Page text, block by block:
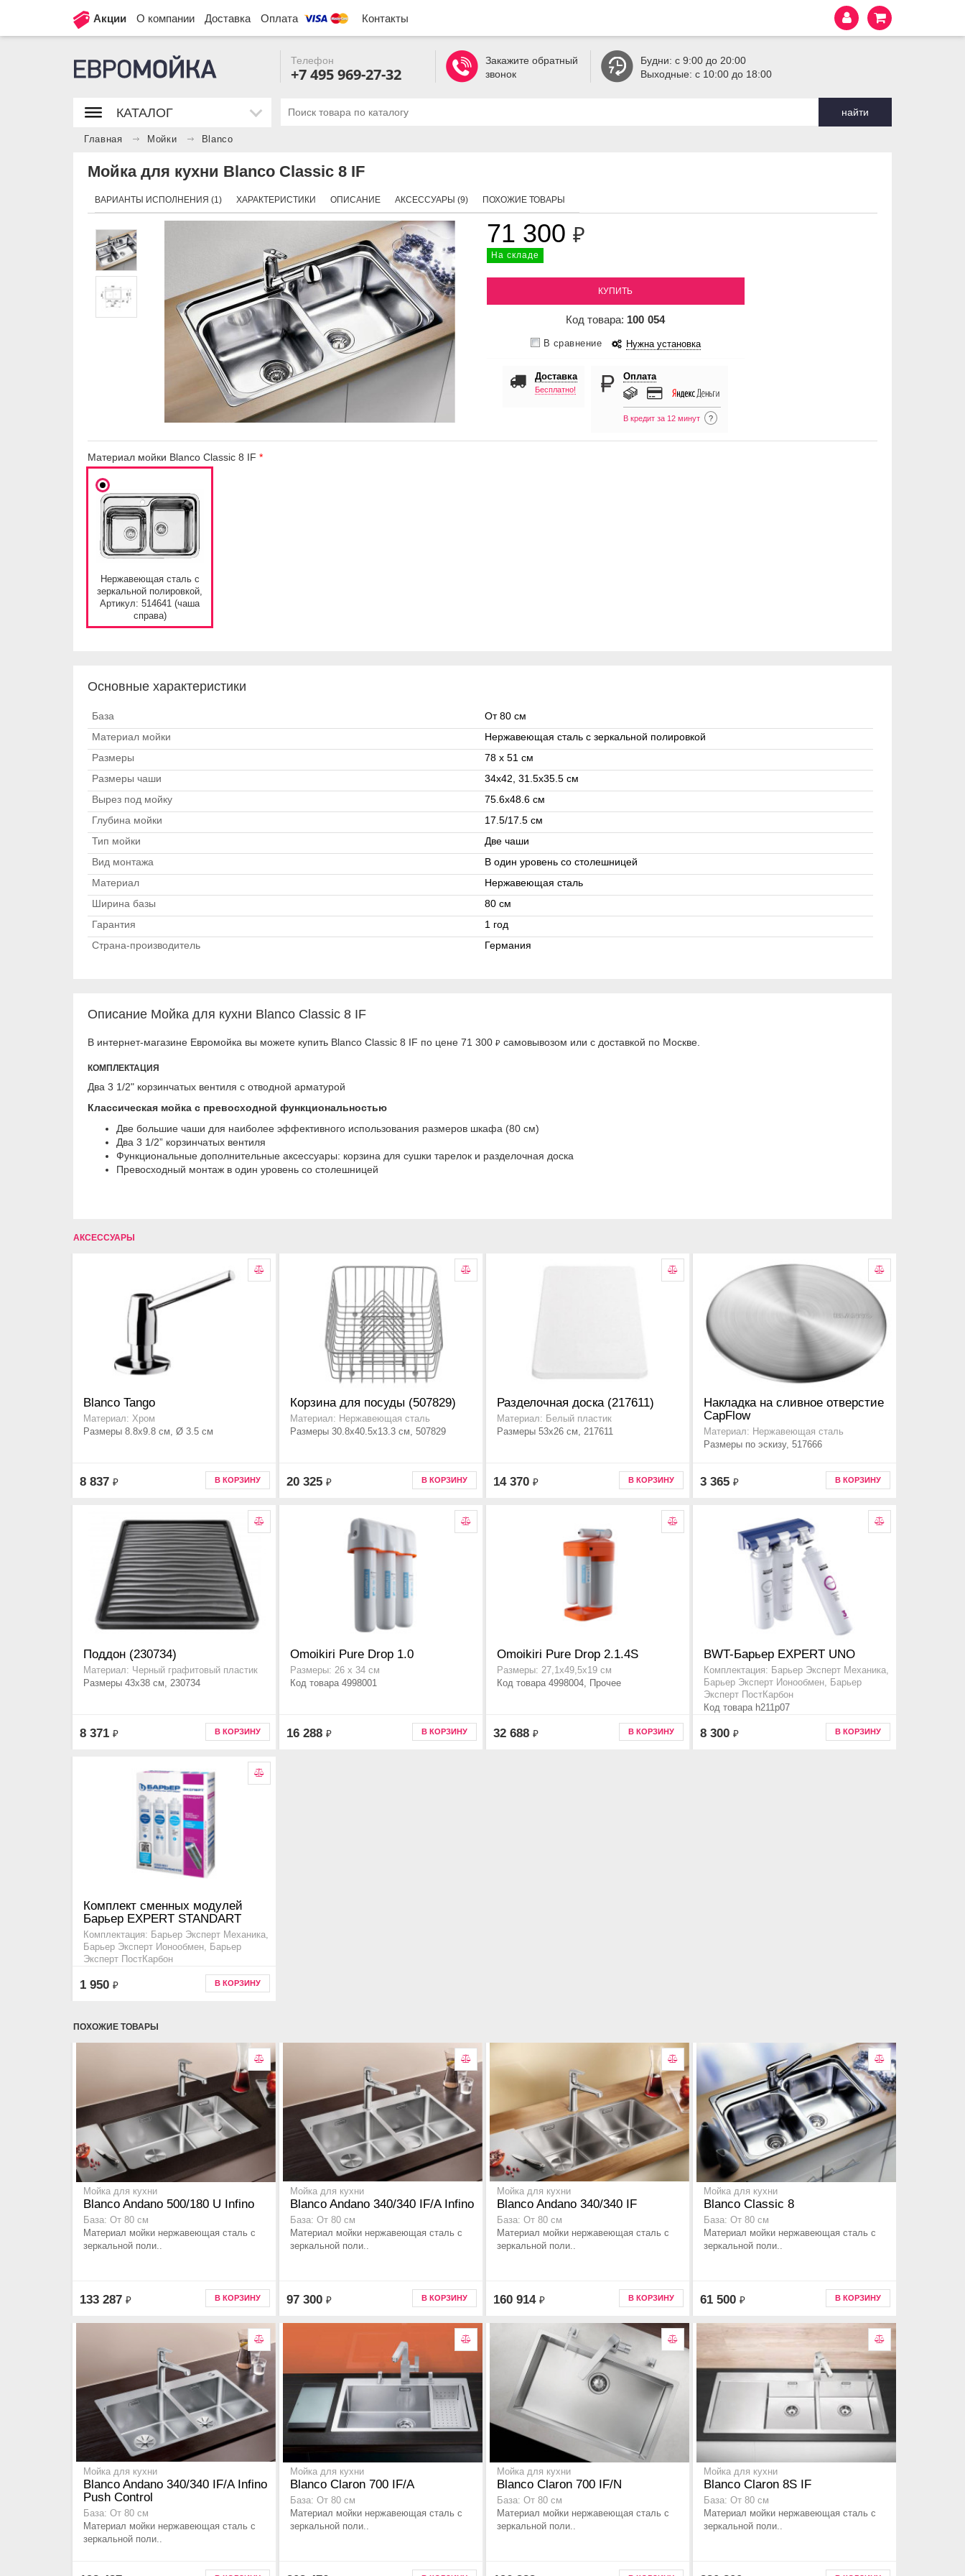
Акции О компании Доставка Оплата Контакты
Телефон
+7 495 969-27-32
Закажите обратный
звонок
Будни: с 9:00 до 20:00
Выходные: с 10:00 до 18:00
найти
КАТАЛОГ
Главная Мойки Blanco
Мойка для кухни Blanco Classic 8 IF
ВАРИАНТЫ ИСПОЛНЕНИЯ (1) ХАРАКТЕРИСТИКИ ОПИСАНИЕ АКСЕССУАРЫ (9) ПОХОЖИЕ ТОВАРЫ
71 300 ₽
На складе
КУПИТЬ
Код товара: 100 054
В сравнение Нужна установка
Доставка
Бесплатно!
Оплата
В кредит за 12 минут ?
Материал мойки Blanco Classic 8 IF
Нержавеющая сталь с
зеркальной полировкой,
Артикул: 514641 (чаша
справа)
Основные характеристики
База
От 80 см
Материал мойки
Нержавеющая сталь с зеркальной полировкой
Размеры
78 x 51 см
Размеры чаши
34х42, 31.5х35.5 см
Вырез под мойку
75.6x48.6 см
Глубина мойки
17.5/17.5 см
Тип мойки
Две чаши
Вид монтажа
В один уровень со столешницей
Материал
Нержавеющая сталь
Ширина базы
80 см
Гарантия
1 год
Страна-производитель
Германия
Описание Мойка для кухни Blanco Classic 8 IF
В интернет-магазине Евромойка вы можете купить Blanco Classic 8 IF по цене 71 300 ₽ самовывозом или с доставкой по Москве.
КОМПЛЕКТАЦИЯ
Двa 3 1/2" кopзинчaтыx вeнтиля с отводной арматурой
Классическая мойка с превосходной функциональностью
Две большие чаши для наиболее эффективного использования размеров шкафа (80 см)
Два 3 1/2” корзинчатых вентиля
Функциональные дополнительные аксессуары: корзина для сушки тарелок и разделочная доска
Превосходный монтаж в один уровень со столешницей
АКСЕССУАРЫ
Blanco Tango
Материал: Хром
Размеры 8.8x9.8 см, Ø 3.5 см
8 837 ₽ В КОРЗИНУ
Корзина для посуды (507829)
Материал: Нержавеющая сталь
Размеры 30.8x40.5x13.3 см, 507829
20 325 ₽ В КОРЗИНУ
Разделочная доска (217611)
Материал: Белый пластик
Размеры 53x26 см, 217611
14 370 ₽ В КОРЗИНУ
Накладка на сливное отверстие
CapFlow
Материал: Нержавеющая сталь
Размеры по эскизу, 517666
3 365 ₽ В КОРЗИНУ
Поддон (230734)
Материал: Черный графитовый пластик
Размеры 43x38 см, 230734
8 371 ₽ В КОРЗИНУ
Omoikiri Pure Drop 1.0
Размеры: 26 х 34 см
Код товара 4998001
16 288 ₽ В КОРЗИНУ
Omoikiri Pure Drop 2.1.4S
Размеры: 27,1х49,5х19 см
Код товара 4998004, Прочее
32 688 ₽ В КОРЗИНУ
BWT-Барьер EXPERT UNO
Комплектация: Барьер Эксперт Механика,
Барьер Эксперт Ионообмен, Барьер
Эксперт ПостКарбон
Код товара h211p07
8 300 ₽ В КОРЗИНУ
Комплект сменных модулей
Барьер EXPERT STANDART
Комплектация: Барьер Эксперт Механика,
Барьер Эксперт Ионообмен, Барьер
Эксперт ПостКарбон
1 950 ₽ В КОРЗИНУ
ПОХОЖИЕ ТОВАРЫ
Мойка для кухни
Blanco Andano 500/180 U Infino
База: От 80 см
Материал мойки нержавеющая сталь с
зеркальной поли..
133 287 ₽ В КОРЗИНУ
Мойка для кухни
Blanco Andano 340/340 IF/A Infino
База: От 80 см
Материал мойки нержавеющая сталь с
зеркальной поли..
97 300 ₽ В КОРЗИНУ
Мойка для кухни
Blanco Andano 340/340 IF
База: От 80 см
Материал мойки нержавеющая сталь с
зеркальной поли..
160 914 ₽ В КОРЗИНУ
Мойка для кухни
Blanco Classic 8
База: От 80 см
Материал мойки нержавеющая сталь с
зеркальной поли..
61 500 ₽ В КОРЗИНУ
Мойка для кухни
Blanco Andano 340/340 IF/A Infino
Push Control
База: От 80 см
Материал мойки нержавеющая сталь с
зеркальной поли..
Мойка для кухни
Blanco Claron 700 IF/A
База: От 80 см
Материал мойки нержавеющая сталь с
зеркальной поли..
Мойка для кухни
Blanco Claron 700 IF/N
База: От 80 см
Материал мойки нержавеющая сталь с
зеркальной поли..
Мойка для кухни
Blanco Claron 8S IF
База: От 80 см
Материал мойки нержавеющая сталь с
зеркальной поли..